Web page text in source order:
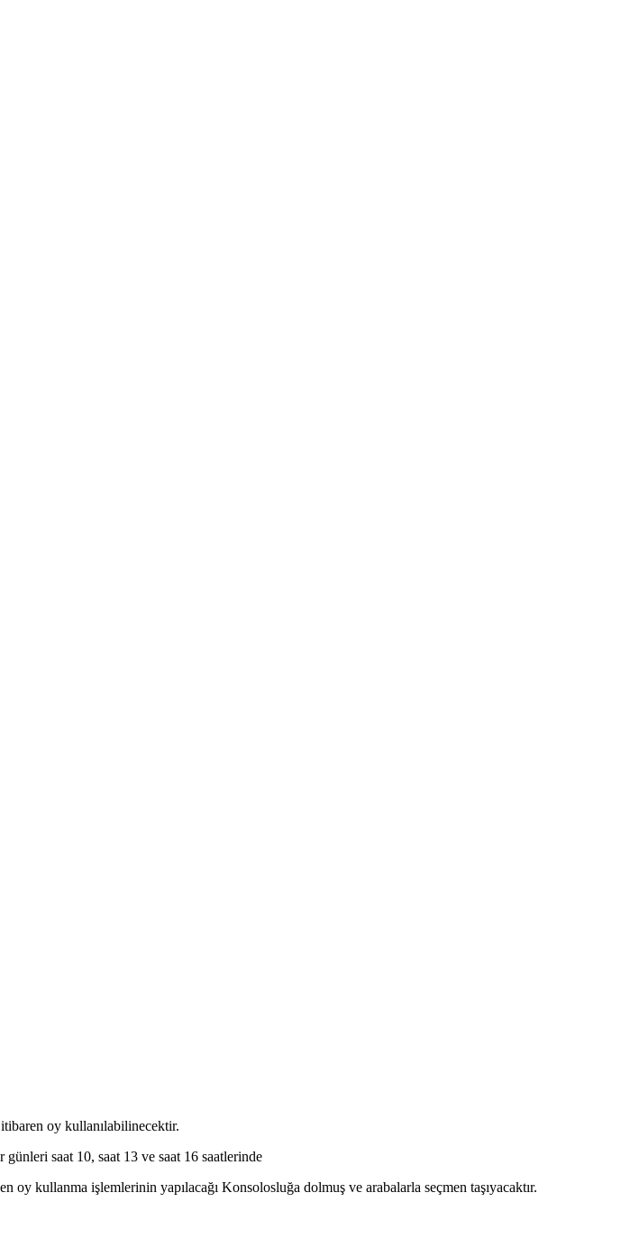
oy kullanılabilinecektir.
saat 10, saat 13 ve saat 16 saatlerinde
kullanma işlemlerinin yapılacağı Konsolosluğa dolmuş ve arabalarla seçmen taşıyacaktır.